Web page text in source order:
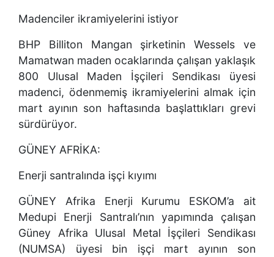
Madenciler ikramiyelerini istiyor
BHP Billiton Mangan şirketinin Wessels ve
Mamatwan maden ocaklarında çalışan yaklaşık
800 Ulusal Maden İşçileri Sendikası üyesi
madenci, ödenmemiş ikramiyelerini almak için
mart ayının son haftasında başlattıkları grevi
sürdürüyor.
GÜNEY AFRİKA:
Enerji santralında işçi kıyımı
GÜNEY Afrika Enerji Kurumu ESKOM’a ait
Medupi Enerji Santralı’nın yapımında çalışan
Güney Afrika Ulusal Metal İşçileri Sendikası
(NUMSA) üyesi bin işçi mart ayının son